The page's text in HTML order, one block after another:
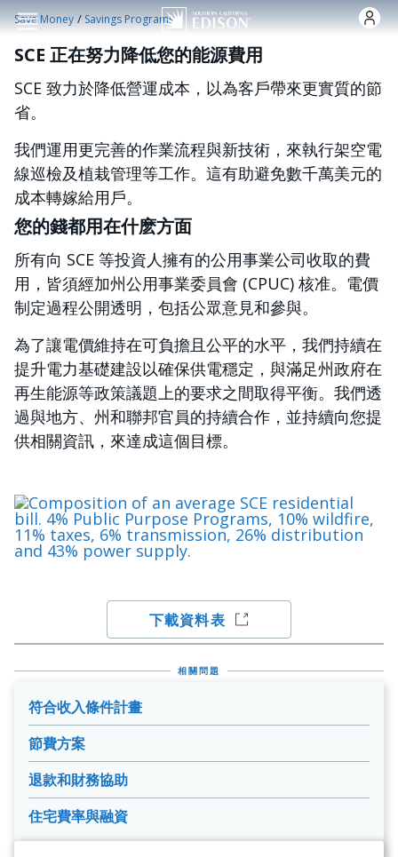
跳转到主要内容
Save Money /Savings Programs
SCE 正在努力降低您的能源費用
SCE 致力於降低營運成本，以為客戶帶來更實質的節
省。
我們運用更完善的作業流程與新技術，來執行架空電
線巡檢及植栽管理等工作。這有助避免數千萬美元的
成本轉嫁給用戶。
您的錢都用在什麽方面
所有向 SCE 等投資人擁有的公用事業公司收取的費
用，皆須經加州公用事業委員會 (CPUC) 核准。電價
制定過程公開透明，包括公眾意見和參與。
為了讓電價維持在可負擔且公平的水平，我們持續在
提升電力基礎建設以確保供電穩定，與滿足州政府在
再生能源等政策議題上的要求之間取得平衡。我們透
過與地方、州和聯邦官員的持續合作，並持續向您提
供相關資訊，來達成這個目標。
图像
下載資料表
相關問題
符合收入條件計畫
節費方案
退款和財務協助
住宅費率與融資